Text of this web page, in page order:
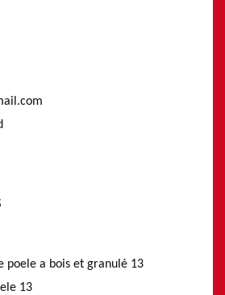
poele a bois et granulé 13
13